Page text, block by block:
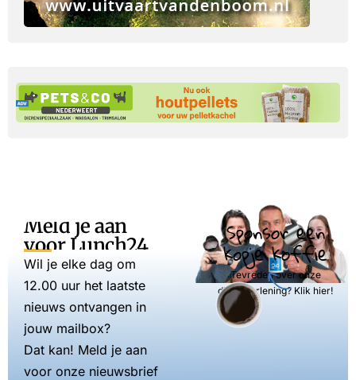
Meld je aan
voor Lunch24
Wil je elke dag om
12.00 uur het laatste
nieuws ontvangen in
jouw mailbox?
Dat kan! Meld je aan
voor onze nieuwsbrief
Sponsor een
kopje koffie
Tevreden over onze
dienstverlening? Klik hier!